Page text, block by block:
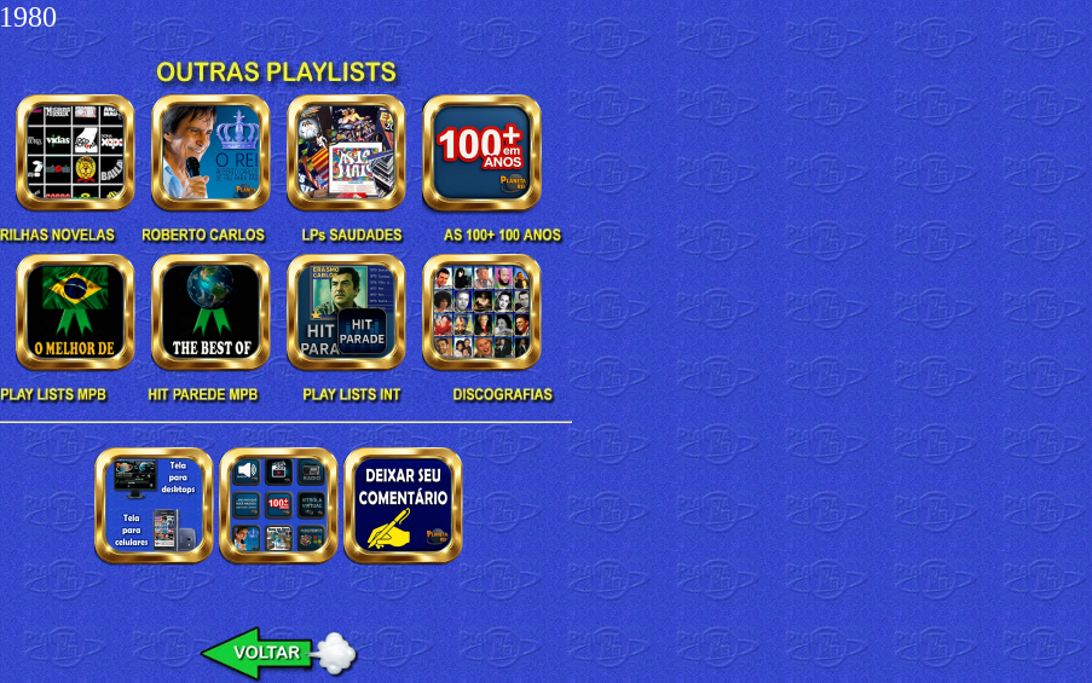
1980